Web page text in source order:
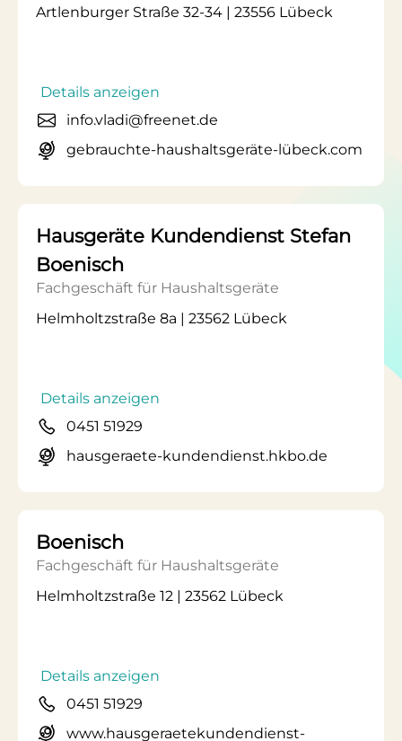
Artlenburger Straße 32-34 | 23556 Lübeck
Details anzeigen
info.vladi@freenet.de
gebrauchte-haushaltsgeräte-lübeck.com
Hausgeräte Kundendienst Stefan
Boenisch
Fachgeschäft für Haushaltsgeräte
Helmholtzstraße 8a | 23562 Lübeck
Details anzeigen
0451 51929
hausgeraete-kundendienst.hkbo.de
Boenisch
Fachgeschäft für Haushaltsgeräte
Helmholtzstraße 12 | 23562 Lübeck
Details anzeigen
0451 51929
www.hausgeraetekundendienst-